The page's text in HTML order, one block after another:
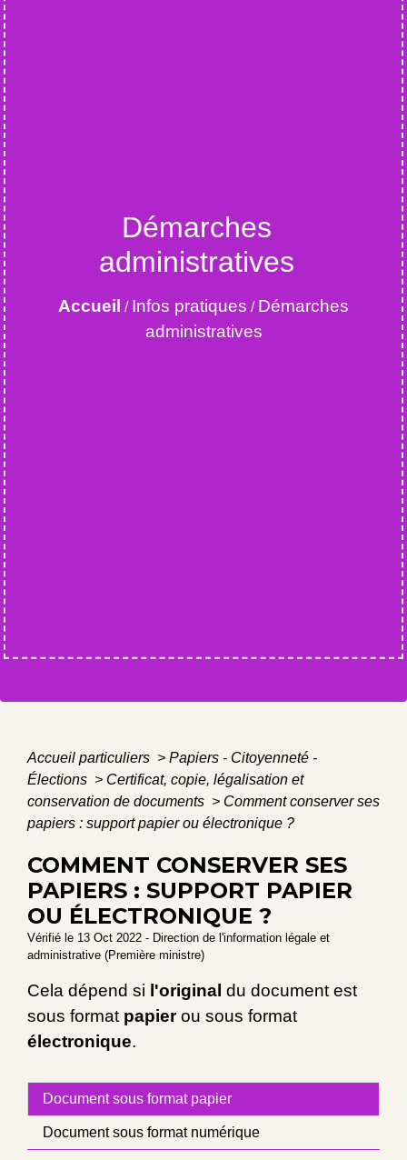
Démarches
administratives
Accueil / Infos pratiques / Démarches
administratives
Accueil particuliers > Papiers - Citoyenneté -
Élections > Certificat, copie, légalisation et
conservation de documents > Comment conserver ses
papiers : support papier ou électronique ?
COMMENT CONSERVER SES
PAPIERS : SUPPORT PAPIER
OU ÉLECTRONIQUE ?
Vérifié le 13 Oct 2022 - Direction de l'information légale et
administrative (Première ministre)
Cela dépend si l'original du document est
sous format papierou sous format
électronique.
Document sous format papier
Document sous format numérique